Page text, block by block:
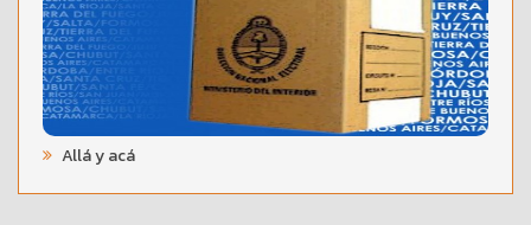
Allá y acá